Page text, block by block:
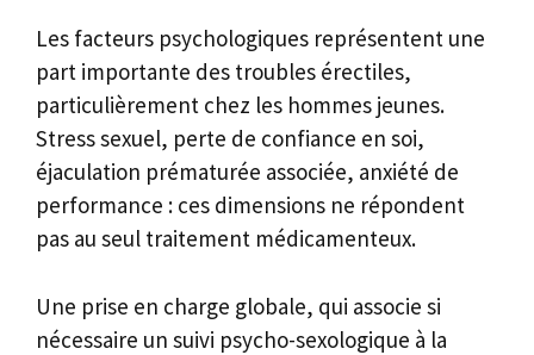
Les facteurs psychologiques représentent une
part importante des troubles érectiles,
particulièrement chez les hommes jeunes.
Stress sexuel, perte de confiance en soi,
éjaculation prématurée associée, anxiété de
performance : ces dimensions ne répondent
pas au seul traitement médicamenteux.
Une prise en charge globale, qui associe si
nécessaire un suivi psycho-sexologique à la